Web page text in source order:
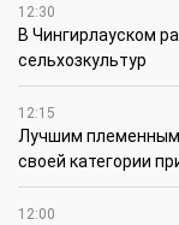
12:30
В Чингирлауском
сельхозкультур
12:15
Лучшим племенным
своей категории
12:00